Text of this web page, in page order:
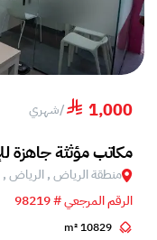
1,000
/شهري
مكاتب مؤثثة جاهزة
منطقة الرياض , الرياض ,
الرقم المرجعي # 98219
10829 m²